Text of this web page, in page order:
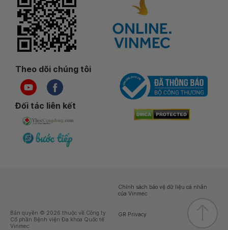
Theo dõi chúng tôi
Đối tác liên kết
Bản quyền © 2026 thuộc về Công ty
Cổ phần Bệnh viện Đa khoa Quốc tế
Vinmec
Chính sách bảo vệ dữ liệu cá nhân
của Vinmec
GR Privacy